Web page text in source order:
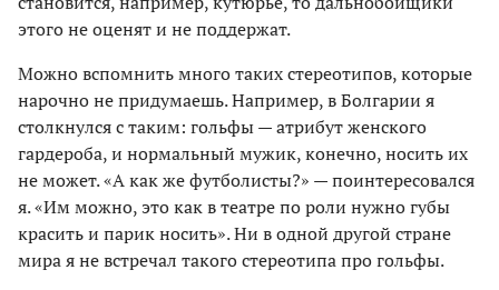
этого не оценят и не поддержат.
Можно вспомнить много таких стереотипов, которые
нарочно не придумаешь. Например, в Болгарии я
столкнулся с таким: гольфы — атрибут женского
гардероба, и нормальный мужик, конечно, носить их
не может. «А как же футболисты?» — поинтересовался
я. «Им можно, это как в театре по роли нужно губы
красить и парик носить». Ни в одной другой стране
мира я не встречал такого стереотипа про гольфы.